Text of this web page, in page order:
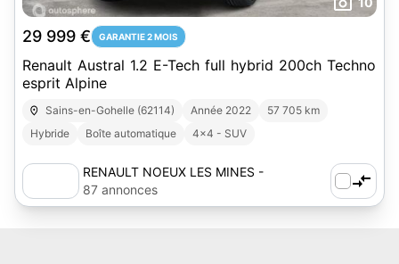
29 999 € GARANTIE 2 MOIS
Renault Austral 1.2 E-Tech full hybrid 200ch Techno
esprit Alpine
Sains-en-Gohelle (62114) Année 2022
57 705 km
Hybride
Boîte automatique 4x4 - SUV
RENAULT NOEUX LES MINES -
AUTOSPHERE
87 annonces